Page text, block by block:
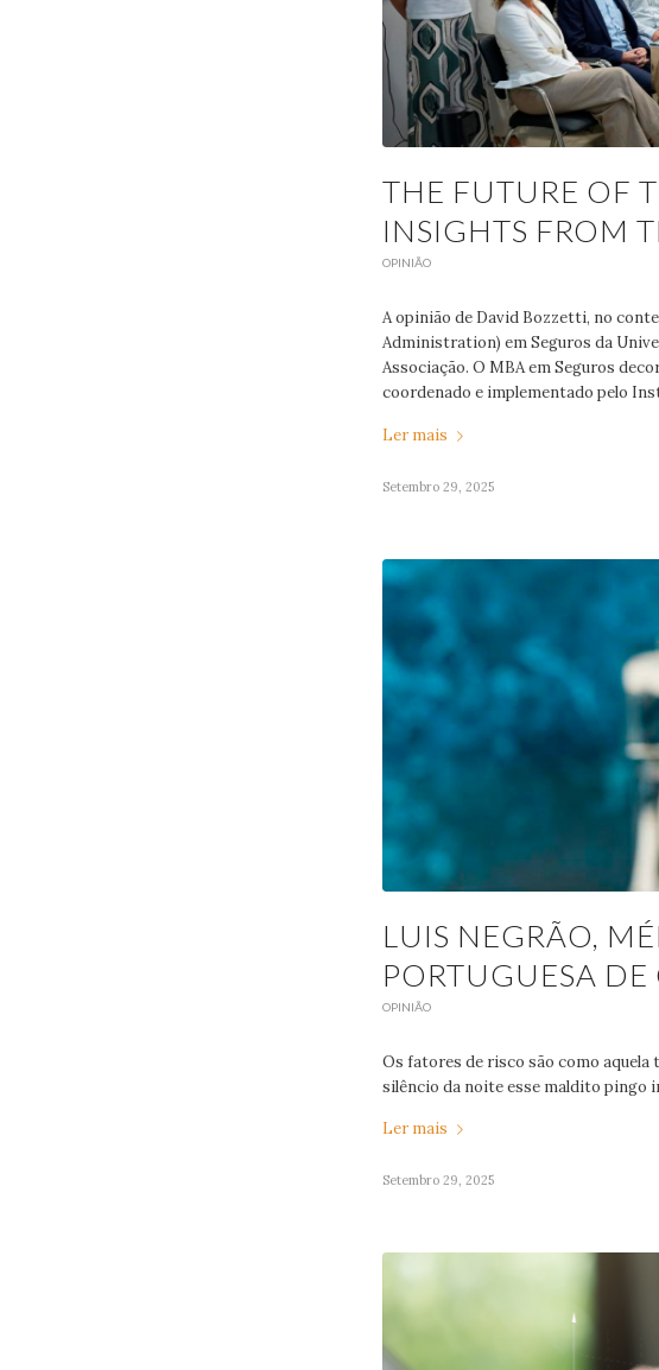
THE FUTURE OF
INSIGHTS FROM
OPINIÃO
A opinião de David Bozzetti, no
Administration) em Seguros da
Associação. O MBA em Seguros
coordenado e implementado pelo
Ler mais
Setembro 29, 2025
LUIS NEGRÃO,
PORTUGUESA
OPINIÃO
Os fatores de risco são como aquela
silêncio da noite esse maldito pingo
Ler mais
Setembro 29, 2025